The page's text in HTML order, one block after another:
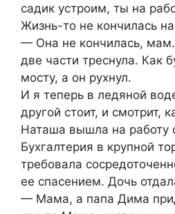
садик устроим, ты на
Жизнь-то не кончилась
— Она не кончилась,
две части треснула. Как
мосту, а он рухнул.
И я теперь в ледяной
другой стоит, и смотрит,
Наташа вышла на работу
Бухгалтерия в крупной
требовала
ее спасением. Дочь
— Мама, а папа Дима